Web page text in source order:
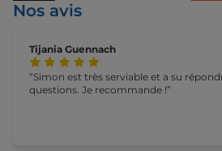
Nos avis
Tijania Guennach
Simon est très serviable et a su
questions. Je recommande !